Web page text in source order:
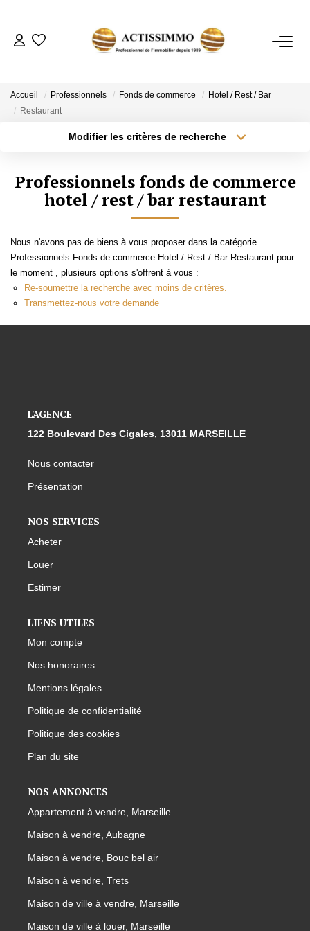
ACHETER
ESTIMER
NOTRE AGENCE
CONTACT
Accueil Professionnels Fonds de commerce
Hotel / Rest / Bar
Restaurant
Modifier les critères de recherche
Sélectionnez...
Type de bien
Surface min
Créer une alerte
Professionnels fonds de commerce
hotel / rest / bar restaurant
Nous n'avons pas de biens à vous proposer dans la catégorie
Professionnels Fonds de commerce Hotel / Rest / Bar Restaurant pour
le moment , plusieurs options s'offrent à vous :
Re-soumettre la recherche avec moins de critères.
Transmettez-nous votre demande
L'AGENCE
122 Boulevard Des Cigales, 13011 MARSEILLE
Nous contacter
Présentation
NOS SERVICES
Acheter
Louer
Estimer
LIENS UTILES
Mon compte
Nos honoraires
Mentions légales
Politique de confidentialité
Politique des cookies
Plan du site
NOS ANNONCES
Appartement à vendre, Marseille
Maison à vendre, Aubagne
Maison à vendre, Bouc bel air
Maison à vendre, Trets
Maison de ville à vendre, Marseille
Maison de ville à louer, Marseille